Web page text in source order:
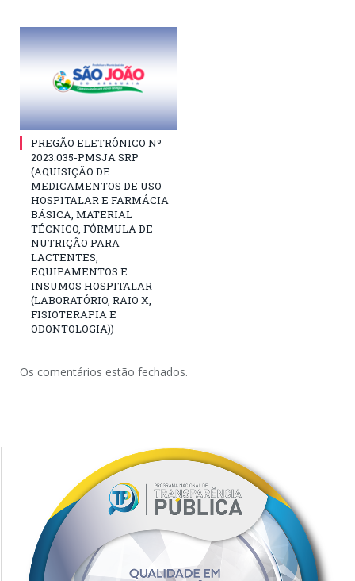
PREGÃO ELETRÔNICO Nº
2023.035-PMSJA SRP
(AQUISIÇÃO DE
MEDICAMENTOS DE USO
HOSPITALAR E FARMÁCIA
BÁSICA, MATERIAL
TÉCNICO, FÓRMULA DE
NUTRIÇÃO PARA
LACTENTES,
EQUIPAMENTOS E
INSUMOS HOSPITALAR
(LABORATÓRIO, RAIO X,
FISIOTERAPIA E
ODONTOLOGIA))
Os comentários estão fechados.